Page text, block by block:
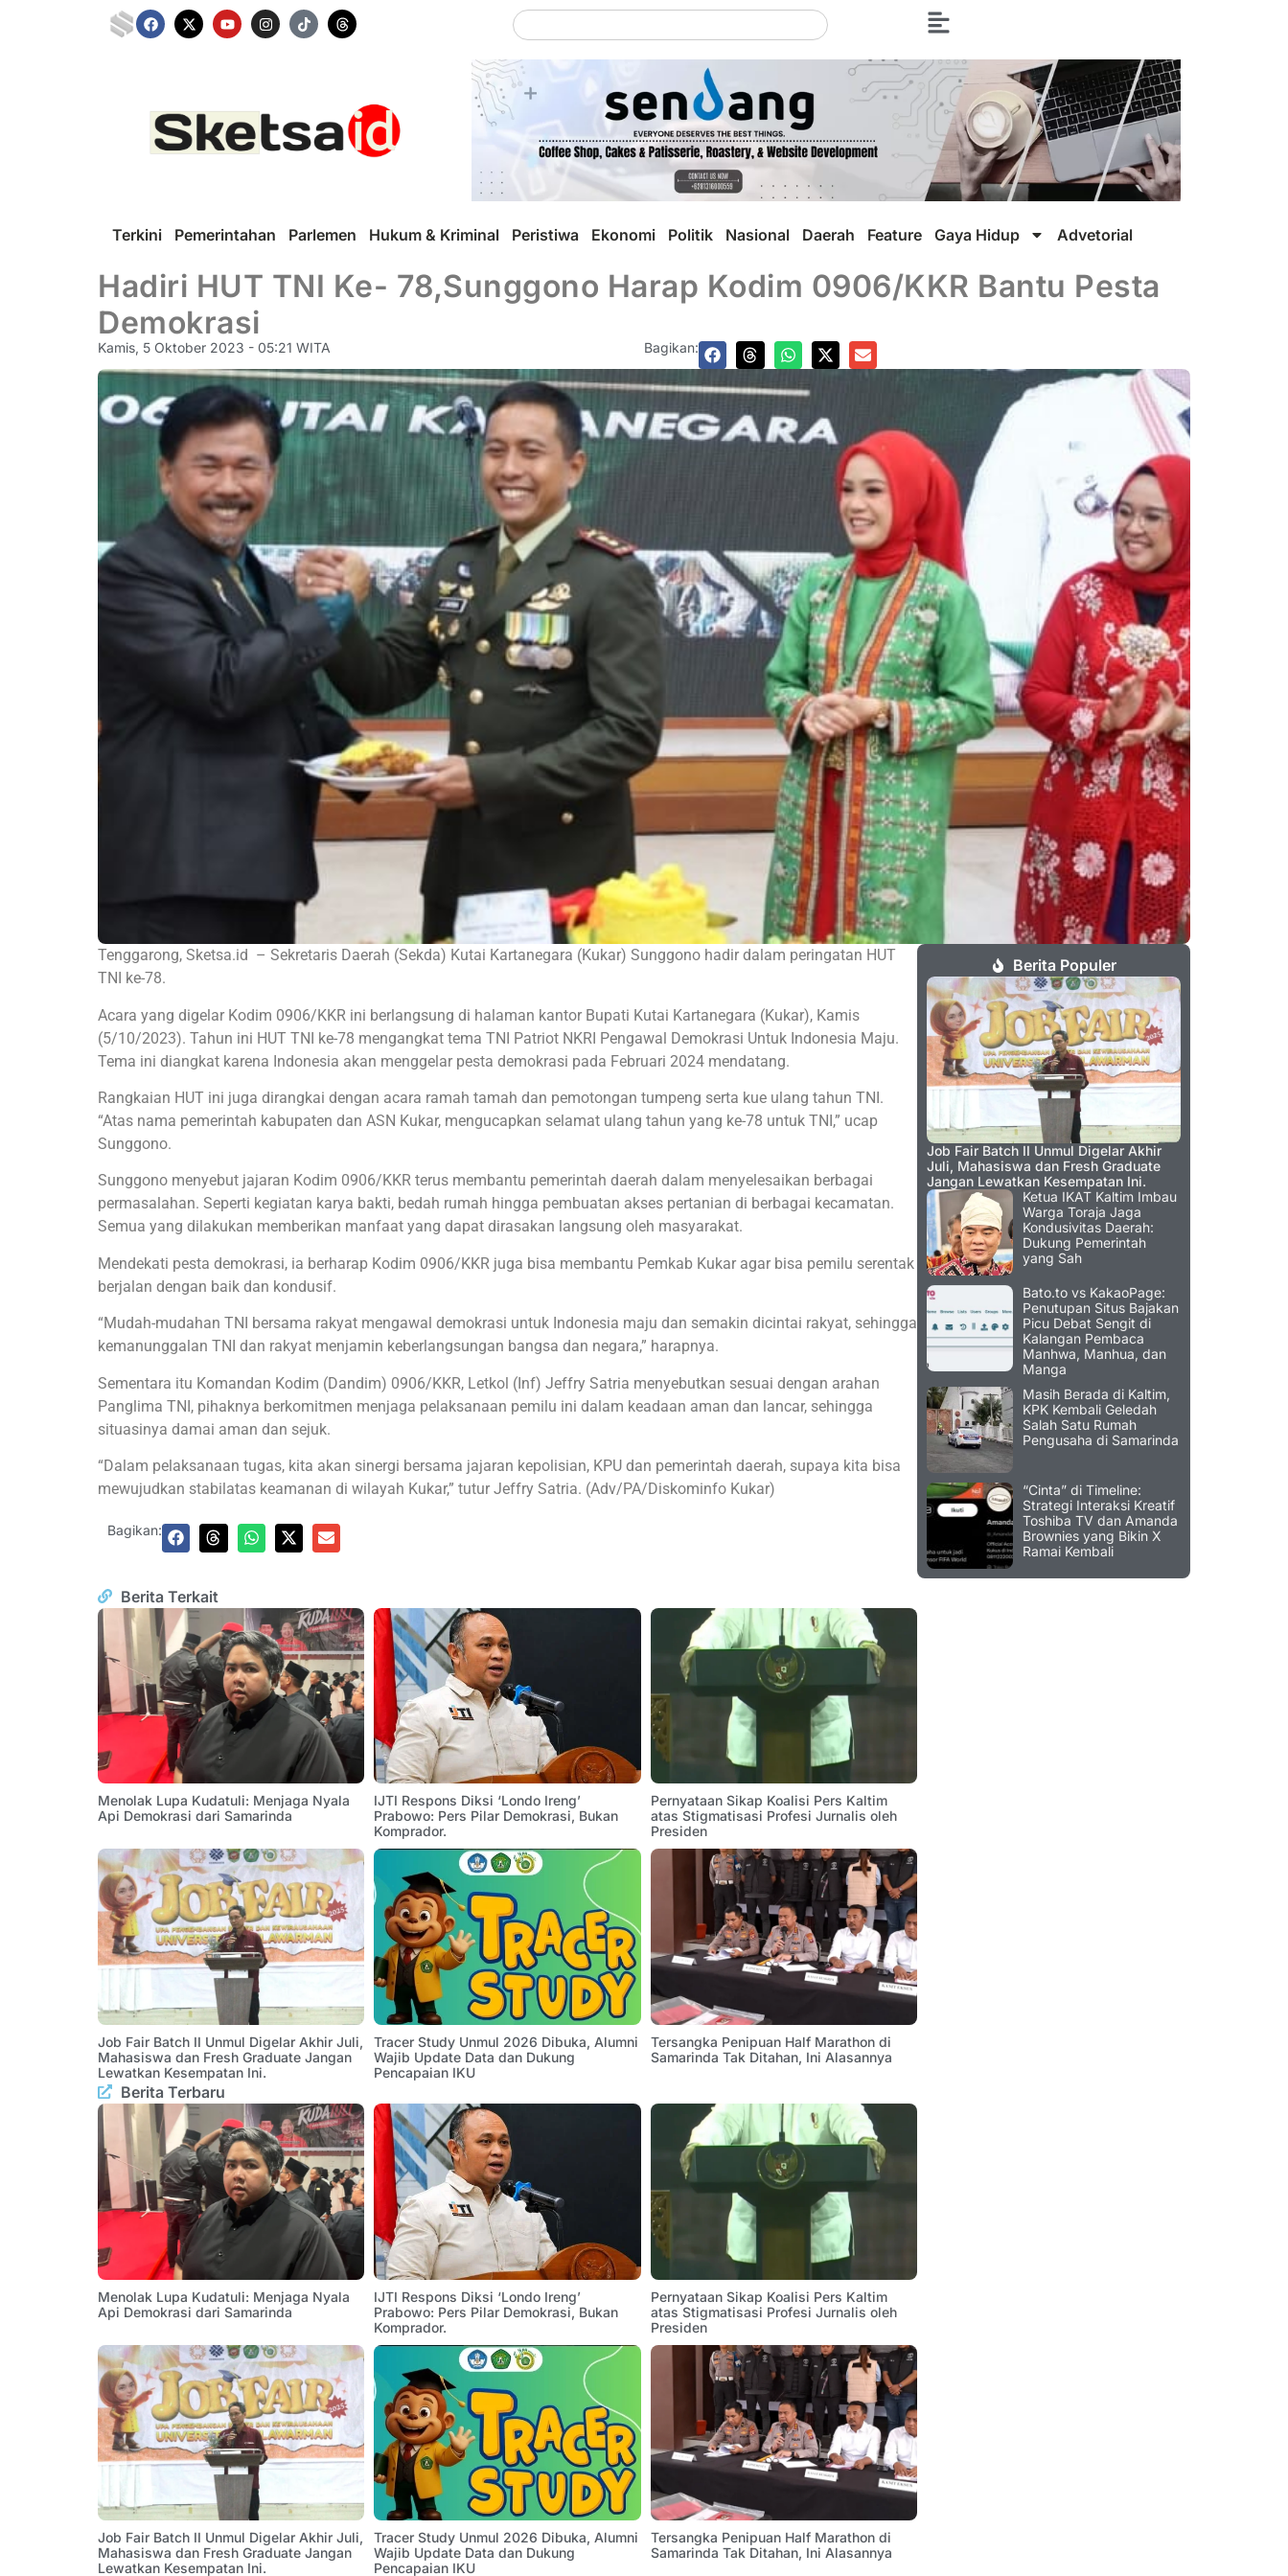
Terkini Pemerintahan Parlemen Hukum & Kriminal Peristiwa Ekonomi Politik Nasional Daerah Feature Gaya Hidup Advetorial
Hadiri HUT TNI Ke- 78,Sunggono Harap Kodim 0906/KKR Bantu Pesta
Demokrasi
Kamis, 5 Oktober 2023 - 05:21 WITA Bagikan:
Tenggarong, Sketsa.id – Sekretaris Daerah (Sekda) Kutai Kartanegara (Kukar) Sunggono hadir dalam peringatan HUT
TNI ke-78.
Acara yang digelar Kodim 0906/KKR ini berlangsung di halaman kantor Bupati Kutai Kartanegara (Kukar), Kamis
(5/10/2023). Tahun ini HUT TNI ke-78 mengangkat tema TNI Patriot NKRI Pengawal Demokrasi Untuk Indonesia Maju.
Tema ini diangkat karena Indonesia akan menggelar pesta demokrasi pada Februari 2024 mendatang.
Rangkaian HUT ini juga dirangkai dengan acara ramah tamah dan pemotongan tumpeng serta kue ulang tahun TNI.
“Atas nama pemerintah kabupaten dan ASN Kukar, mengucapkan selamat ulang tahun yang ke-78 untuk TNI,” ucap
Sunggono.
Sunggono menyebut jajaran Kodim 0906/KKR terus membantu pemerintah daerah dalam menyelesaikan berbagai
permasalahan. Seperti kegiatan karya bakti, bedah rumah hingga pembuatan akses pertanian di berbagai kecamatan.
Semua yang dilakukan memberikan manfaat yang dapat dirasakan langsung oleh masyarakat.
Mendekati pesta demokrasi, ia berharap Kodim 0906/KKR juga bisa membantu Pemkab Kukar agar bisa pemilu serentak
berjalan dengan baik dan kondusif.
“Mudah-mudahan TNI bersama rakyat mengawal demokrasi untuk Indonesia maju dan semakin dicintai rakyat, sehingga
kemanunggalan TNI dan rakyat menjamin keberlangsungan bangsa dan negara,” harapnya.
Sementara itu Komandan Kodim (Dandim) 0906/KKR, Letkol (Inf) Jeffry Satria menyebutkan sesuai dengan arahan
Panglima TNI, pihaknya berkomitmen menjaga pelaksanaan pemilu ini dalam keadaan aman dan lancar, sehingga
situasinya damai aman dan sejuk.
“Dalam pelaksanaan tugas, kita akan sinergi bersama jajaran kepolisian, KPU dan pemerintah daerah, supaya kita bisa
mewujudkan stabilatas keamanan di wilayah Kukar,” tutur Jeffry Satria. (Adv/PA/Diskominfo Kukar)
Bagikan:
Berita Terkait
Menolak Lupa Kudatuli: Menjaga Nyala
Api Demokrasi dari Samarinda
IJTI Respons Diksi ‘Londo Ireng’
Prabowo: Pers Pilar Demokrasi, Bukan
Komprador.
Pernyataan Sikap Koalisi Pers Kaltim
atas Stigmatisasi Profesi Jurnalis oleh
Presiden
Job Fair Batch II Unmul Digelar Akhir Juli,
Mahasiswa dan Fresh Graduate Jangan
Lewatkan Kesempatan Ini.
Tracer Study Unmul 2026 Dibuka, Alumni
Wajib Update Data dan Dukung
Pencapaian IKU
Tersangka Penipuan Half Marathon di
Samarinda Tak Ditahan, Ini Alasannya
Berita Terbaru
Menolak Lupa Kudatuli: Menjaga Nyala
Api Demokrasi dari Samarinda
IJTI Respons Diksi ‘Londo Ireng’
Prabowo: Pers Pilar Demokrasi, Bukan
Komprador.
Pernyataan Sikap Koalisi Pers Kaltim
atas Stigmatisasi Profesi Jurnalis oleh
Presiden
Job Fair Batch II Unmul Digelar Akhir Juli,
Mahasiswa dan Fresh Graduate Jangan
Lewatkan Kesempatan Ini.
Tracer Study Unmul 2026 Dibuka, Alumni
Wajib Update Data dan Dukung
Pencapaian IKU
Tersangka Penipuan Half Marathon di
Samarinda Tak Ditahan, Ini Alasannya
Berita Populer
Job Fair Batch II Unmul Digelar Akhir
Juli, Mahasiswa dan Fresh Graduate
Jangan Lewatkan Kesempatan Ini.
Ketua IKAT Kaltim Imbau
Warga Toraja Jaga
Kondusivitas Daerah:
Dukung Pemerintah
yang Sah
Bato.to vs KakaoPage:
Penutupan Situs Bajakan
Picu Debat Sengit di
Kalangan Pembaca
Manhwa, Manhua, dan
Manga
Masih Berada di Kaltim,
KPK Kembali Geledah
Salah Satu Rumah
Pengusaha di Samarinda
“Cinta” di Timeline:
Strategi Interaksi Kreatif
Toshiba TV dan Amanda
Brownies yang Bikin X
Ramai Kembali